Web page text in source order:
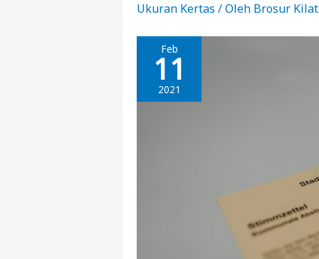
Ukuran Kertas / Oleh Brosur Kilat
Feb
11
2021